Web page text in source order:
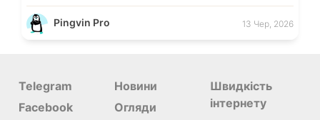
Pingvin Pro 13 Чер, 2026
Telegram
Facebook
Новини
Огляди
Швидкість
інтернету